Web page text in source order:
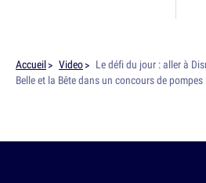
Accueil Video
Le défi du jour : aller à
Belle et la Bête dans un concours de pompes